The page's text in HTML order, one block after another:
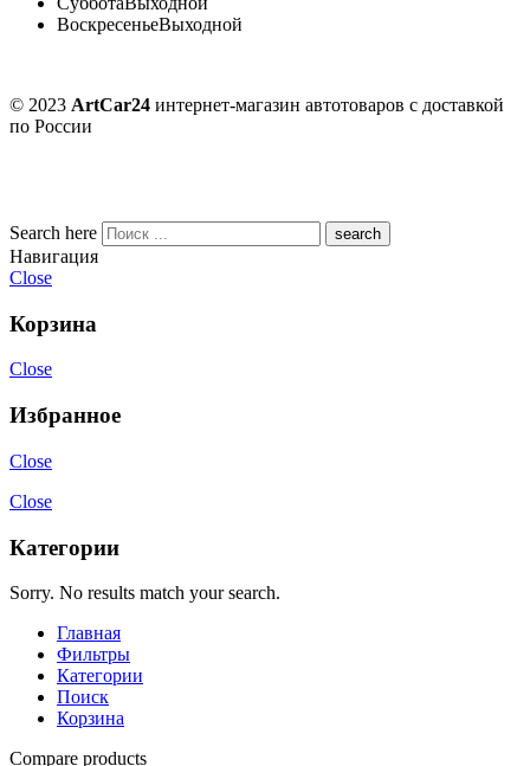
ВоскресеньеВыходной
© 2023 ArtCar24 интернет-магазин автотоваров с доставкой
по России
Search here
Навигация
Close
Корзина
Close
Избранное
Close
Close
Категории
Sorry. No results match your search.
Главная
Фильтры
Категории
Поиск
Корзина
Compare products